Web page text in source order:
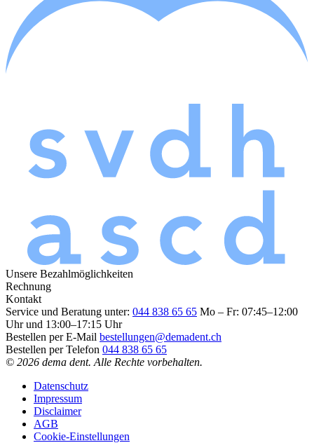
Unsere Bezahlmöglichkeiten
Rechnung
Kontakt
Service und Beratung unter: 044 838 65 65 Mo – Fr: 07:45–12:00
Uhr und 13:00–17:15 Uhr
Bestellen per E-Mail bestellungen@demadent.ch
Bestellen per Telefon 044 838 65 65
© 2026 dema dent. Alle Rechte vorbehalten.
Datenschutz
Impressum
Disclaimer
AGB
Cookie-Einstellungen